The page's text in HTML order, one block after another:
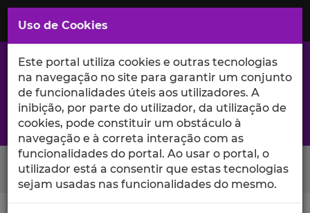
Saltar
para
Conteúdo
Principal
A excelência da investigação e ciência no Iscte
Search Button
Uso de Cookies
Este portal utiliza cookies e outras tecnologias
na navegação no site para garantir um conjunto
de funcionalidades úteis aos utilizadores. A
inibição, por parte do utilizador, da utilização de
cookies, pode constituir um obstáculo à
navegação e à correta interação com as
funcionalidades do portal. Ao usar o portal, o
utilizador está a consentir que estas tecnologias
sejam usadas nas funcionalidades do mesmo.